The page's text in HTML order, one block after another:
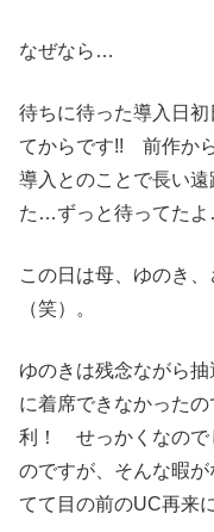
なぜなら…
待ちに待った導入日
てからです!! 前作か
導入とのことで長い
た…ずっと待ってたよ
この日は母、ゆのき
（笑）。
ゆのきは残念ながら
に着席できなかった
利！ せっかくなので
のですが、そんな暇
てて目の前のUC再来